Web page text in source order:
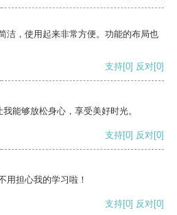
洁，使用起来非常方便。功能的布局也
支持[0] 反对[0]
能够放松身心，享受美好时光。
支持[0] 反对[0]
用担心我的学习啦！
支持[0] 反对[0]